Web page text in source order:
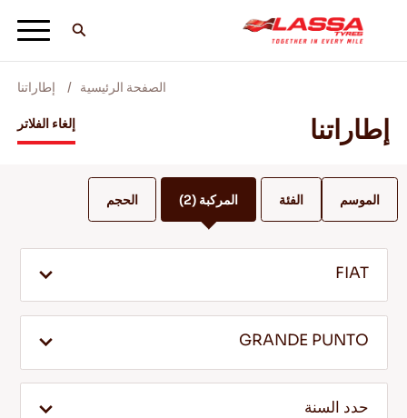
المدونات ومقاطع الفيديو
الخدمة والمساعدة
الصفحة الرئيسية إطاراتنا
إطاراتنا إلغاء الفلاتر
الموسم الفئة المركبة (2) الحجم
FIAT
GRANDE PUNTO
حدد السنة